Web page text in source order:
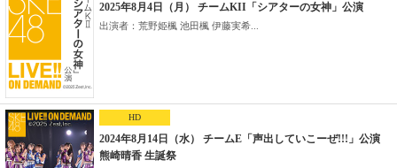
2025年8月4日（月） チームKII「シアターの女神」公演
出演者：荒野姫楓 池田楓 伊藤実希...
HD
2024年8月14日（水） チームE「声出していこーぜ!!!」公演
熊崎晴香 生誕祭